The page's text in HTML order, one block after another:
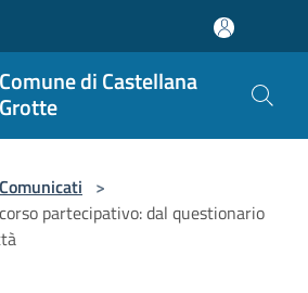
Comune di Castellana
Grotte
Comunicati >
partecipativo: dal questionario